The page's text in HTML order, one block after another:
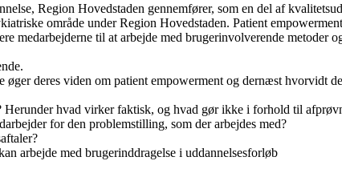
Region Hovedstaden gennemfører, som en del af
område under Region Hovedstaden. Patient
medarbejderne til at arbejde med brugerinvolverende metoder
deres viden om patient empowerment og dernæst hvorvidt
Herunder hvad virker faktisk, og hvad gør ikke i forhold til
for den problemstilling, som der arbejdes med?
arbejde med brugerinddragelse i uddannelsesforløb